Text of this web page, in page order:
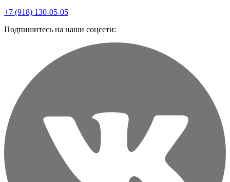
+7 (918) 130-05-05
Подпишитесь на наши соцсети: